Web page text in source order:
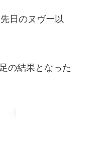
日のヌヴー以
の結果となった